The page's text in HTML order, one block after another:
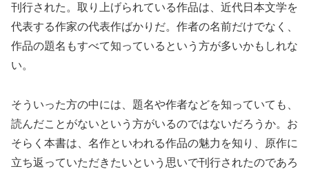
刊行された。取り上げられている作品は、近代日本文学を
代表する作家の代表作ばかりだ。作者の名前だけでなく、
作品の題名もすべて知っているという方が多いかもしれな
い。
そういった方の中には、題名や作者などを知っていても、
読んだことがないという方がいるのではないだろうか。お
そらく本書は、名作といわれる作品の魅力を知り、原作に
立ち返っていただきたいという思いで刊行されたのであろ